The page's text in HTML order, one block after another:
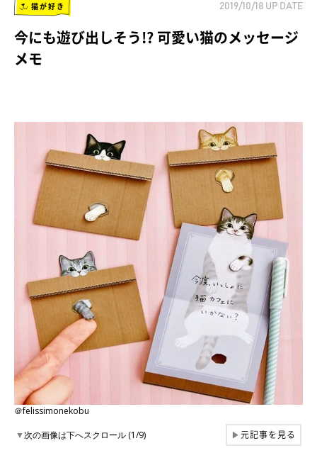
猫が好き 2019/10/18 UP DATE
今にも遊び出しそう!? 可愛い猫のメッセージ
メモ
＠felissimonekobu
▼次の画像は下へスクロール (1/9) ▶元記事を見る